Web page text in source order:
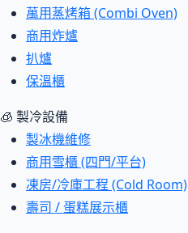
萬用蒸烤箱 (Combi Oven)
商用炸爐
扒爐
保溫櫃
🧊 製冷設備
製冰機維修
商用雪櫃 (四門/平台)
凍房/冷庫工程 (Cold Room)
壽司 / 蛋糕展示櫃